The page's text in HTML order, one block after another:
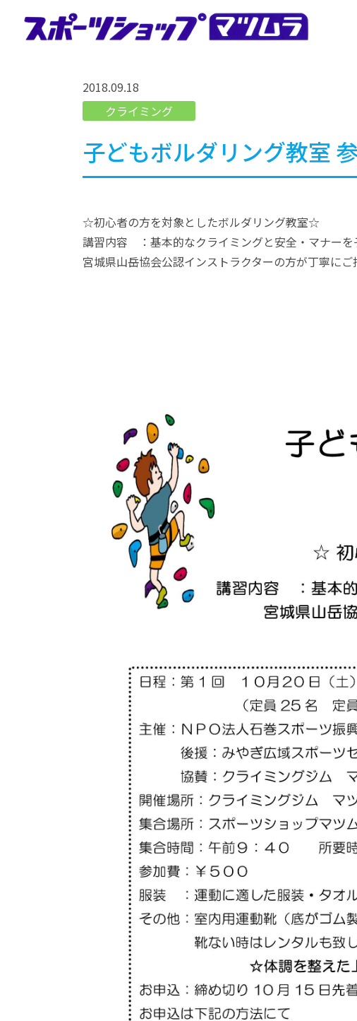
content
ミュニティをサポートしております。
2018.09.18
クライミング
子どもボルダリング教室
☆初心者の方を対象としたボルダリング教室☆
講習内容 ：基本的なクライミングと安全・マナーを
宮城県山岳協会公認インストラクターの方が丁寧に